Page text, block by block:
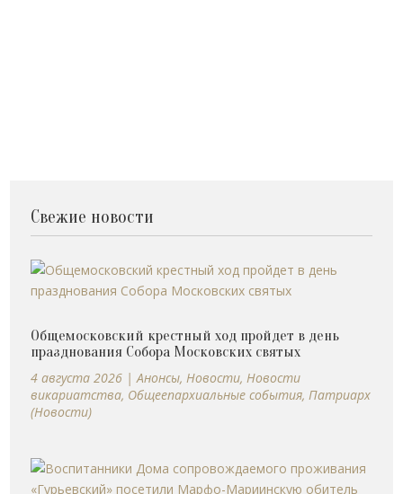
Свежие новости
Общемосковский крестный ход пройдет в день
празднования Собора Московских святых
4 августа 2026 |Анонсы,Новости,Новости
викариатства, Общеепархиальные события,Патриарх
(Новости)